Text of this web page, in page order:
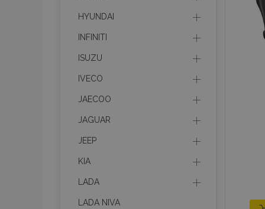
HYUNDAI
INFINITI
ISUZU
IVECO
JAECOO
JAGUAR
JEEP
KIA
LADA
LADA NIVA
mage-